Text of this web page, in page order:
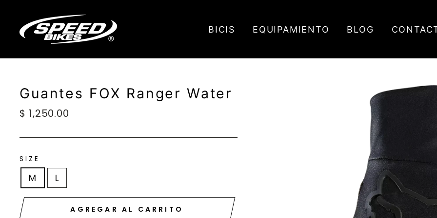
directamente
contenido
BICIS EQUIPAMIENTO BLOG
Guantes FOX Ranger Water
Precio
$ 1,250.00
SIZE
M L
AGREGAR AL CARRITO